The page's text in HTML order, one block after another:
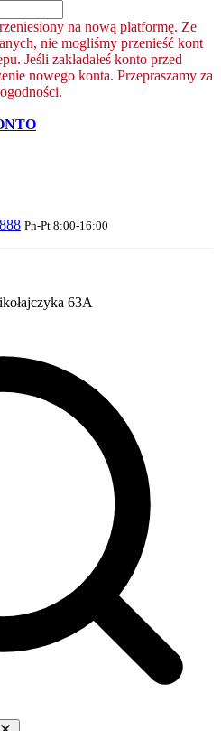
na nową platformę. Ze
nie mogliśmy przenieść kont
Jeśli zakładałeś konto przed
nowego konta. Przepraszamy za
Pn-Pt 8:00-16:00
63A